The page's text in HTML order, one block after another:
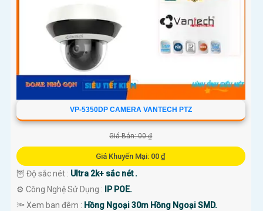
VP-5350DP CAMERA VANTECH PTZ
Giá Bán: 00 ₫
Giá Khuyến Mại: 00 ₫
🦉 Độ sắc nét : Ultra 2k+ sắc nét .
⚙ Công Nghệ Sử Dụng :
IP POE.
🔦 Xem ban đêm : Hồng Ngoại 30m Hồng Ngoại SMD.